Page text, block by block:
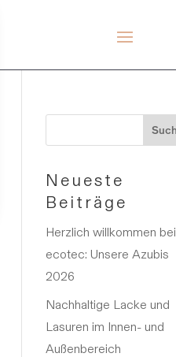
Neueste
Beiträge
Herzlich willkommen bei
ecotec: Unsere Azubis
2026
Nachhaltige Lacke und
Lasuren im Innen- und
Außenbereich